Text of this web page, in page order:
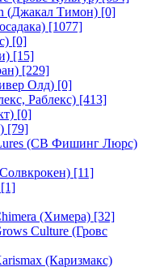
(Джакал Тимон) [0]
[1077]
[0]
[15]
[229]
Олд) [0]
Раблекс) [413]
[0]
[79]
(СВ Фишинг Люрс)
[11]
[1]
(Химера) [32]
Culture (Гровс
(Каризмакс)